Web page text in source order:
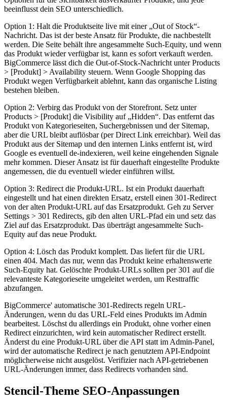
beeinflusst dein SEO unterschiedlich.
Option 1: Halt die Produktseite live mit einer „Out of Stock“-
Nachricht. Das ist der beste Ansatz für Produkte, die nachbestellt
werden. Die Seite behält ihre angesammelte Such-Equity, und wenn
das Produkt wieder verfügbar ist, kann es sofort verkauft werden.
BigCommerce lässt dich die Out-of-Stock-Nachricht unter Products
> [Produkt] > Availability steuern. Wenn Google Shopping das
Produkt wegen Verfügbarkeit ablehnt, kann das organische Listing
bestehen bleiben.
Option 2: Verbirg das Produkt von der Storefront. Setz unter
Products > [Produkt] die Visibility auf „Hidden“. Das entfernt das
Produkt von Kategorieseiten, Suchergebnissen und der Sitemap,
aber die URL bleibt auflösbar (per Direct Link erreichbar). Weil das
Produkt aus der Sitemap und den internen Links entfernt ist, wird
Google es eventuell de-indexieren, weil keine eingehenden Signale
mehr kommen. Dieser Ansatz ist für dauerhaft eingestellte Produkte
angemessen, die du eventuell wieder einführen willst.
Option 3: Redirect die Produkt-URL. Ist ein Produkt dauerhaft
eingestellt und hat einen direkten Ersatz, erstell einen 301-Redirect
von der alten Produkt-URL auf das Ersatzprodukt. Geh zu Server
Settings > 301 Redirects, gib den alten URL-Pfad ein und setz das
Ziel auf das Ersatzprodukt. Das überträgt angesammelte Such-
Equity auf das neue Produkt.
Option 4: Lösch das Produkt komplett. Das liefert für die URL
einen 404. Mach das nur, wenn das Produkt keine erhaltenswerte
Such-Equity hat. Gelöschte Produkt-URLs sollten per 301 auf die
relevanteste Kategorieseite umgeleitet werden, um Resttraffic
abzufangen.
BigCommerce' automatische 301-Redirects regeln URL-
Änderungen, wenn du das URL-Feld eines Produkts im Admin
bearbeitest. Löschst du allerdings ein Produkt, ohne vorher einen
Redirect einzurichten, wird kein automatischer Redirect erstellt.
Änderst du eine Produkt-URL über die API statt im Admin-Panel,
wird der automatische Redirect je nach genutztem API-Endpoint
möglicherweise nicht ausgelöst. Verifizier nach API-getriebenen
URL-Änderungen immer, dass Redirects vorhanden sind.
Stencil-Theme SEO-Anpassungen